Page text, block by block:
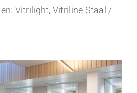
Vitrilight, Vitriline Staal /